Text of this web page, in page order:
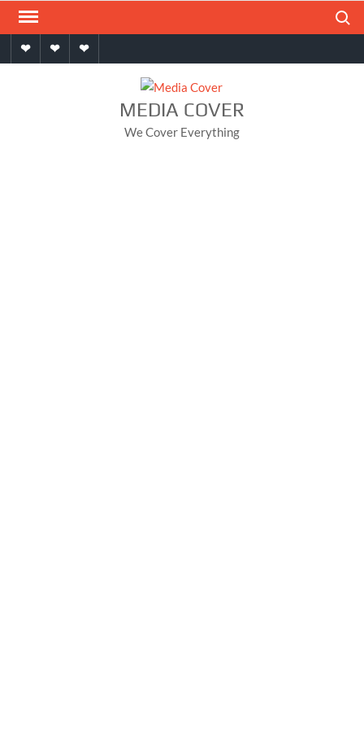
Skip
contentHomeAboutContact
MEDIA COVER
We Cover Everything